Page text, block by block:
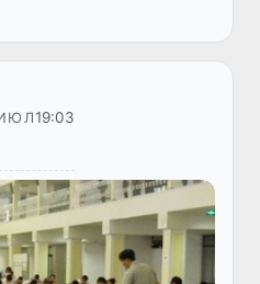
имтиёзлар
учрар эди...
19:03